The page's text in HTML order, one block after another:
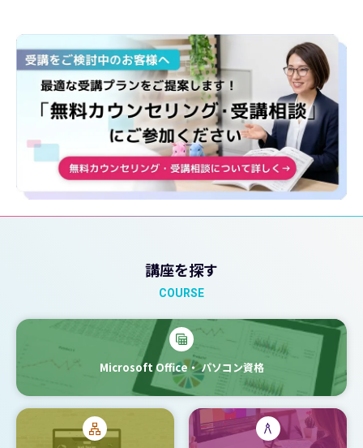
講座を探す
COURSE
Microsoft Office・パソコン資格